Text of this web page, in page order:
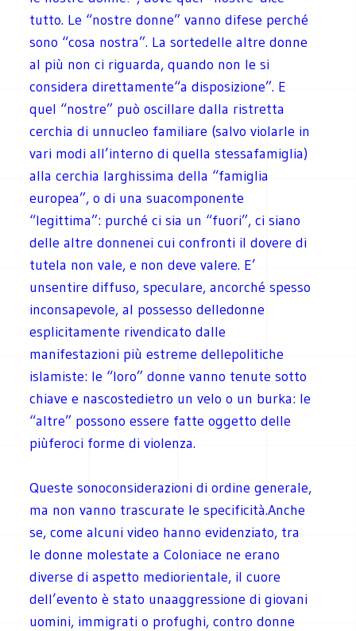
tutto. Le “nostre donne” vanno difese perché
sono “cosa nostra”. La sortedelle altre donne
al più non ci riguarda, quando non le si
considera direttamente“a disposizione”. E
quel “nostre” può oscillare dalla ristretta
cerchia di unnucleo familiare (salvo violarle in
vari modi all’interno di quella stessafamiglia)
alla cerchia larghissima della “famiglia
europea”, o di una suacomponente
“legittima”: purché ci sia un “fuori”, ci siano
delle altre donnenei cui confronti il dovere di
tutela non vale, e non deve valere. E’
unsentire diffuso, speculare, ancorché spesso
inconsapevole, al possesso delledonne
esplicitamente rivendicato dalle
manifestazioni più estreme dellepolitiche
islamiste: le “loro” donne vanno tenute sotto
chiave e nascostedietro un velo o un burka: le
“altre” possono essere fatte oggetto delle
piùferoci forme di violenza.
Queste sonoconsiderazioni di ordine generale,
ma non vanno trascurate le specificità.Anche
se, come alcuni video hanno evidenziato, tra
le donne molestate a Coloniace ne erano
diverse di aspetto mediorientale, il cuore
dell’evento è stato unaaggressione di giovani
uomini, immigrati o profughi, contro donne